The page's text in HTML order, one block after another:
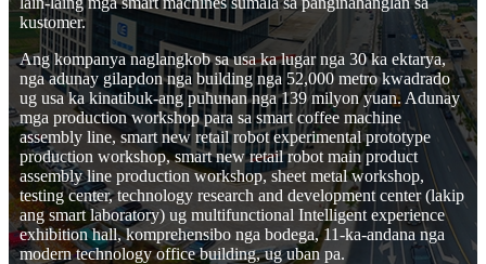
kustomer.
Ang kompanya naglangkob sa usa ka lugar nga 30 ka ektarya,
nga adunay gilapdon nga building nga 52,000 metro kwadrado
ug usa ka kinatibuk-ang puhunan nga 139 milyon yuan. Adunay
mga production workshop para sa smart coffee machine
assembly line, smart new retail robot experimental prototype
production workshop, smart new retail robot main product
assembly line production workshop, sheet metal workshop,
testing center, technology research and development center (lakip
ang smart laboratory) ug multifunctional Intelligent experience
exhibition hall, komprehensibo nga bodega, 11-ka-andana nga
modern technology office building, ug uban pa.